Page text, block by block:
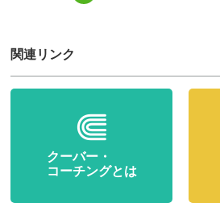
関連リンク
クーバー・
コーチングとは